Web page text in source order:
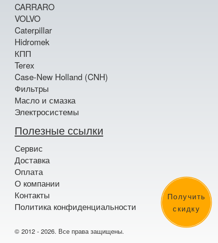
Получить
скидку
CARRARO
VOLVO
Caterpillar
Hidromek
КПП
Terex
Case-New Holland (CNH)
Фильтры
Масло и смазка
Электросистемы
Полезные ссылки
Сервис
Доставка
Оплата
О компании
Контакты
Политика конфиденциальности
© 2012 - 2026. Все права защищены.